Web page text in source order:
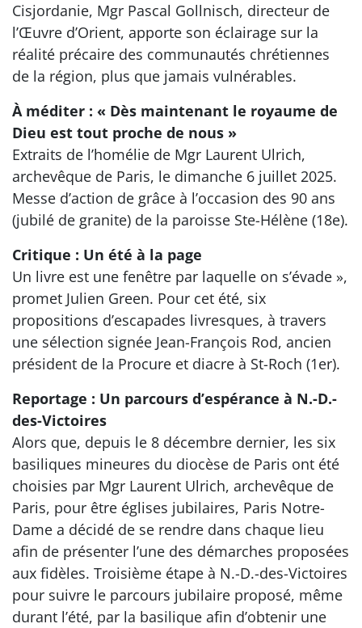
Cisjordanie, Mgr Pascal Gollnisch, directeur de
l’Œuvre d’Orient, apporte son éclairage sur la
réalité précaire des communautés chrétiennes
de la région, plus que jamais vulnérables.
À méditer : « Dès maintenant le royaume de
Dieu est tout proche de nous »
Extraits de l’homélie de Mgr Laurent Ulrich,
archevêque de Paris, le dimanche 6 juillet 2025.
Messe d’action de grâce à l’occasion des 90 ans
(jubilé de granite) de la paroisse Ste-Hélène (18e).
Critique : Un été à la page
Un livre est une fenêtre par laquelle on s’évade »,
promet Julien Green. Pour cet été, six
propositions d’escapades livresques, à travers
une sélection signée Jean-François Rod, ancien
président de la Procure et diacre à St-Roch (1er).
Reportage : Un parcours d’espérance à N.-D.-
des-Victoires
Alors que, depuis le 8 décembre dernier, les six
basiliques mineures du diocèse de Paris ont été
choisies par Mgr Laurent Ulrich, archevêque de
Paris, pour être églises jubilaires, Paris Notre-
Dame a décidé de se rendre dans chaque lieu
afin de présenter l’une des démarches proposées
aux fidèles. Troisième étape à N.-D.-des-Victoires
pour suivre le parcours jubilaire proposé, même
durant l’été, par la basilique afin d’obtenir une